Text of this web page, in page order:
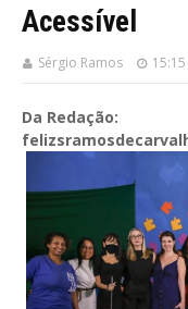
Acessível
Sérgio Ramos 15:15
Da Redação: